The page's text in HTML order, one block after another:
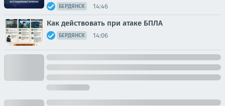
БЕРДЯНСК 14:46
Как действовать при атаке БПЛА
БЕРДЯНСК 14:06